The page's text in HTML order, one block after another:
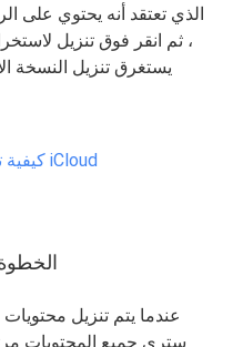
الذي تعتقد أنه يحتوي على
، ثم انقر فوق تنزيل
يستغرق تنزيل النسخة
كيفية تنزيل مقاطع الفيديو المحذوفة من iCloud
الخطوة 4. المعاينة والانتعاش
عندما يتم تنزيل محتويات
سترى جميع المحتويات